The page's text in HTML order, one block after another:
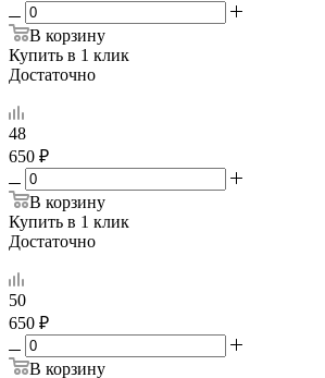
В корзину
Купить в 1 клик
Достаточно
48
650 ₽
В корзину
Купить в 1 клик
Достаточно
50
650 ₽
В корзину